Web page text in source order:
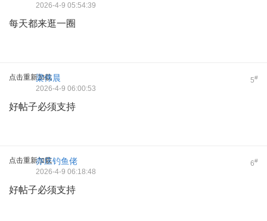
2026-4-9 05:54:39
每天都来逛一圈
点击重新加载 5#
梁伟晨
2026-4-9 06:00:53
好帖子必须支持
点击重新加载 6#
亦庄钓鱼佬
2026-4-9 06:18:48
好帖子必须支持